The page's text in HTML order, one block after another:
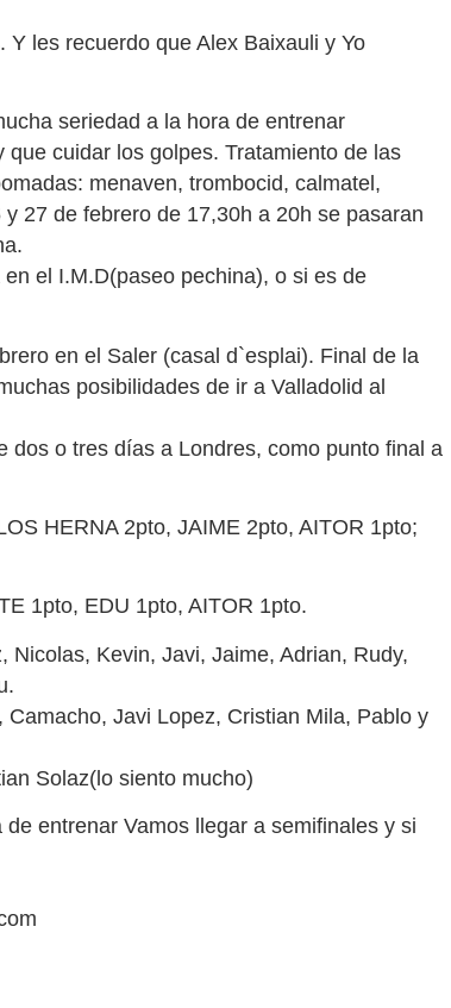
les recuerdo que Alex Baixauli y Yo
seriedad a la hora de entrenar
cuidar los golpes. Tratamiento de las
menaven, trombocid, calmatel,
27 de febrero de 17,30h a 20h se pasaran
el I.M.D(paseo pechina), o si es de
en el Saler (casal d`esplai). Final de la
posibilidades de ir a Valladolid al
dos o tres días a Londres, como punto final a
HERNA 2pto, JAIME 2pto, AITOR 1pto;
1pto, EDU 1pto, AITOR 1pto.
Kevin, Javi, Jaime, Adrian, Rudy,
Javi Lopez, Cristian Mila, Pablo y
Solaz(lo siento mucho)
entrenar Vamos llegar a semifinales y si